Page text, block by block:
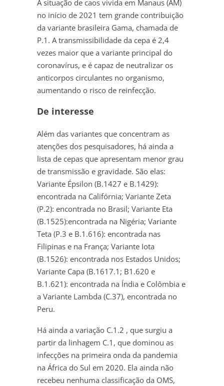
A situação de caos vivida em Manaus (AM)
no início de 2021 tem grande contribuição
da variante brasileira Gama, chamada de
P.1. A transmissibilidade da cepa é 2,4
vezes maior que a variante principal do
coronavírus, e é capaz de neutralizar os
anticorpos circulantes no organismo,
aumentando o risco de reinfecção.
De interesse
Além das variantes que concentram as
atenções dos pesquisadores, há ainda a
lista de cepas que apresentam menor grau
de transmissão e gravidade. São elas:
Variante Épsilon (B.1427 e B.1429):
encontrada na Califórnia; Variante Zeta
(P.2): encontrada no Brasil; Variante Eta
(B.1525):encontrada na Nigéria; Variante
Teta (P.3 e B.1.616): encontrada nas
Filipinas e na França; Variante Iota
(B.1526): encontrada nos Estados Unidos;
Variante Capa (B.1617.1; B1.620 e
B.1.621): encontrada na Índia e Colômbia e
a Variante Lambda (C.37), encontrada no
Peru.
Há ainda a variação C.1.2 , que surgiu a
partir da linhagem C.1, que dominou as
infecções na primeira onda da pandemia
na África do Sul em 2020. Ela ainda não
recebeu nenhuma classificação da OMS,